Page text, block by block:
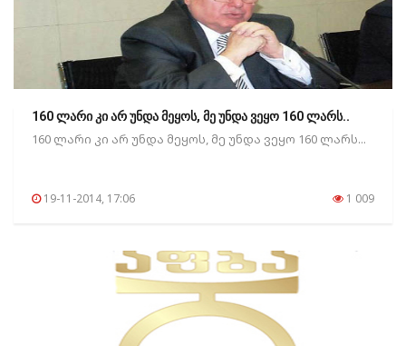
160 ლარი კი არ უნდა მეყოს, მე უნდა ვეყო 160 ლარს..
160 ლარი კი არ უნდა მეყოს, მე უნდა ვეყო 160 ლარს...
19-11-2014, 17:06 1 009